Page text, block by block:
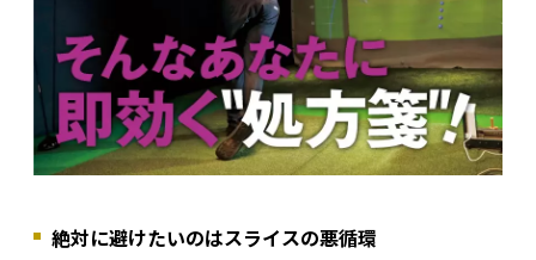
絶対に避けたいのはスライスの悪循環